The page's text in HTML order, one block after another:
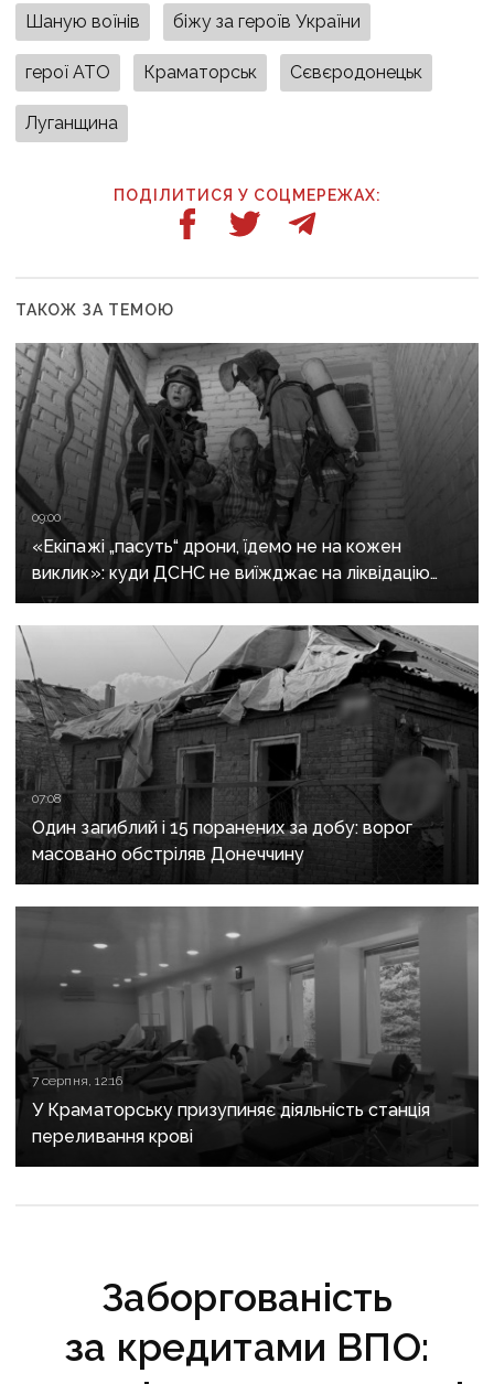
Шаную воїнів біжу за героїв України
герої АТО Краматорськ Сєвєродонецьк
Луганщина
ПОДІЛИТИСЯ У СОЦМЕРЕЖАХ:
ТАКОЖ ЗА ТЕМОЮ
09:00
«Екіпажі „пасуть“ дрони, їдемо не на кожен
виклик»: куди ДСНС не виїжджає на ліквідацію
надзвичайних ситуацій у Краматорську
та Слов’янську
07:08
Один загиблий і 15 поранених за добу: ворог
масовано обстріляв Донеччину
7 серпня, 12:16
У Краматорську призупиняє діяльність станція
переливання крові
Заборгованість
за кредитами ВПО: